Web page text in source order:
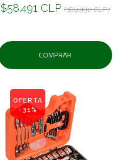
$58.491 CLP ( $74.990 CLP )
COMPRAR
OFERTA
-31%